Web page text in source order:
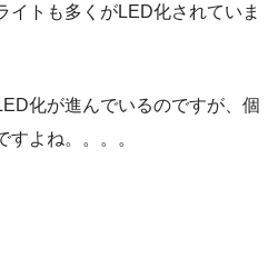
イトも多くがLED化されていま
化が進んでいるのですが、個
すよね。。。。